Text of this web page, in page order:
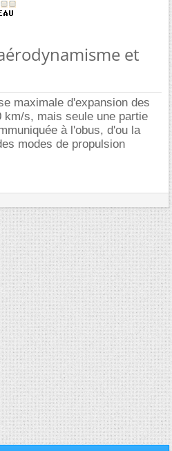
et
maximale d'expansion des
km/s, mais seule une partie
à l'obus, d'ou la
modes de propulsion